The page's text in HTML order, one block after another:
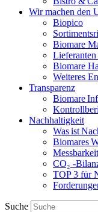
Wir machen den
Biopico
Biomare
Biomare
Weiteres
Transparenz
Biomare
Nachhaltigkeit
Was ist
Biomares
CO₂ -
TOP 3 für
Suche